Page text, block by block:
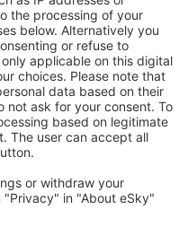
pentru utilizatorii
hoteluri, cabane,